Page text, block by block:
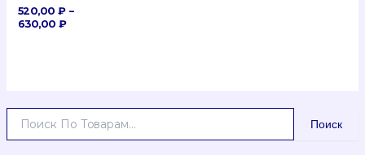
Поиск
520,00 ₽ –
630,00 ₽Диапазон